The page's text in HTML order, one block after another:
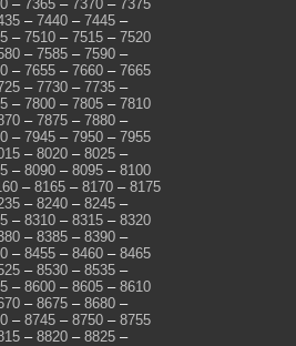
– 7365 – 7370 – 7375
– 7440 – 7445 –
– 7510 – 7515 – 7520
– 7585 – 7590 –
– 7655 – 7660 – 7665
– 7730 – 7735 –
– 7800 – 7805 – 7810
– 7875 – 7880 –
– 7945 – 7950 – 7955
– 8020 – 8025 –
– 8090 – 8095 – 8100
– 8165 – 8170 – 8175
– 8240 – 8245 –
– 8310 – 8315 – 8320
– 8385 – 8390 –
– 8455 – 8460 – 8465
– 8530 – 8535 –
– 8600 – 8605 – 8610
– 8675 – 8680 –
– 8745 – 8750 – 8755
– 8820 – 8825 –